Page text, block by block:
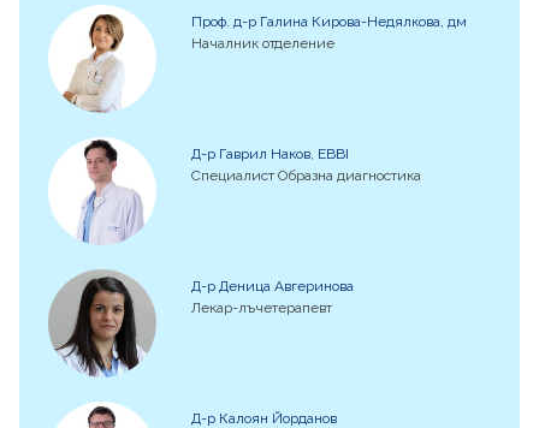
Проф. д-р Галина Кирова-Недялкова, дм
Началник отделение
Д-р Гаврил Наков, EBBI
Специалист Образна диагностика
Д-р Деница Авгеринова
Лекар-лъчетерапевт
Д-р Калоян Йорданов